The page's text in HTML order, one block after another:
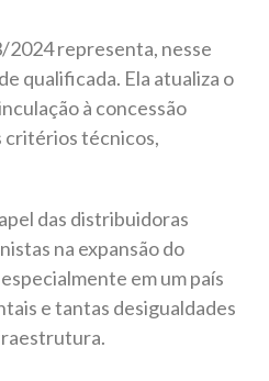
2024 representa, nesse
qualificada. Ela atualiza o
à concessão
critérios técnicos,
das distribuidoras
na expansão do
em um país
e tantas desigualdades